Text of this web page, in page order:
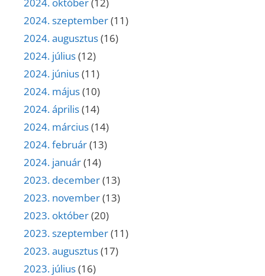
2024. szeptember(11)
2024. augusztus(16)
2024. július(12)
2024. június(11)
2024. május(10)
2024. április(14)
2024. március(14)
2024. február(13)
2024. január(14)
2023. december(13)
2023. november(13)
2023. október(20)
2023. szeptember(11)
2023. augusztus(17)
2023. július(16)